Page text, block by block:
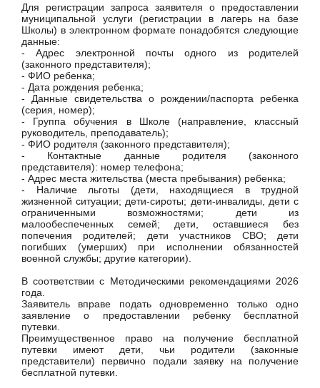
Для регистрации запроса заявителя о предоставлении
муниципальной услуги (регистрации в лагерь на базе
Школы) в электронном формате понадобятся следующие
данные:
- Адрес электронной почты одного из родителей
(законного представителя);
- ФИО ребенка;
- Дата рождения ребенка;
- Данные свидетельства о рождении/паспорта ребенка
(серия, номер);
- Группа обучения в Школе (направление, классный
руководитель, преподаватель);
- ФИО родителя (законного представителя);
- Контактные данные родителя (законного
представителя): номер телефона;
- Адрес места жительства (места пребывания) ребенка;
- Наличие льготы (дети, находящиеся в трудной
жизненной ситуации; дети-сироты; дети-инвалиды, дети с
ограниченными возможностями; дети из
малообеспеченных семей; дети, оставшиеся без
попечения родителей; дети участников СВО; дети
погибших (умерших) при исполнении обязанностей
военной службы; другие категории).
В соответствии с Методическими рекомендациями 2026
года.
Заявитель вправе подать одновременно только одно
заявление о предоставлении ребенку бесплатной
путевки.
Преимущественное право на получение бесплатной
путевки имеют дети, чьи родители (законные
представители) первично подали заявку на получение
бесплатной путевки.